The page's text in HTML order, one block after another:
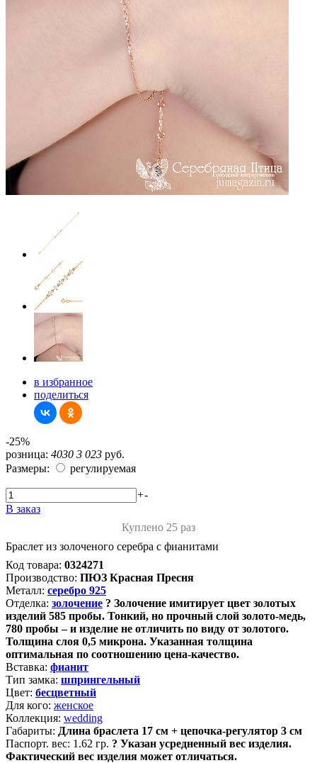
в избранное
поделиться
-25%
розница: 4030 3 023 руб.
Размеры:
регулируемая
+-
В заказ
Куплено 25 раз
Браслет из золоченого серебра с фианитами
Код товара: 0324271
Производство: ПЮЗ Красная Пресня
Металл: серебро 925
Отделка: золочение ? Золочение имитирует цвет золотых
изделий 585 пробы. Тонкий, но прочный слой золото-медь,
780 пробы – и изделие не отличить по виду от золотого.
Толщина слоя 0,5 микрона. Указанная толщина
оптимальная по соотношению цена-качество.
Вставка: фианит
Тип замка: шпрингельный
Цвет: бесцветный
Для кого: женское
Коллекция: wedding
Габариты: Длина браслета 17 см + цепочка-регулятор 3 см
Паспорт. вес: 1.62 гр. ? Указан усредненный вес изделия.
Фактический вес изделия может отличаться.